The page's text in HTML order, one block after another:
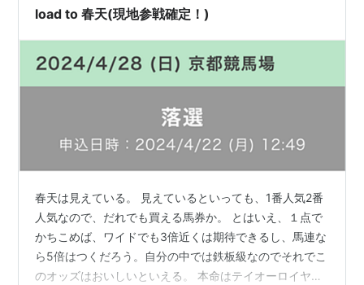
テーオー…
load to 春天(現地参戦確定！)
春天は見えている。 見えているといっても、1番人気2番
人気なので、だれでも買える馬券か。 とはいえ、１点で
かちこめば、ワイドでも3倍近くは期待できるし、馬連な
ら5倍はつくだろう。自分の中では鉄板級なのでそれでこ
のオッズはおいしいといえる。 本命はテイオーロイヤル